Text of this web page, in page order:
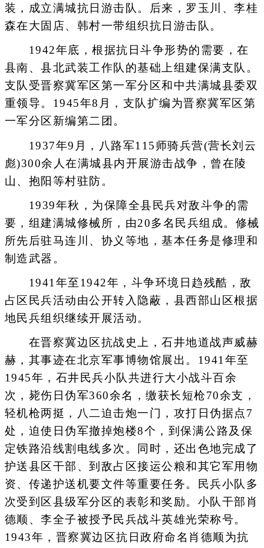
装，成立满城抗日游击队。后来，罗玉川、李桂
森在大固店、韩村一带组织抗日游击队。
1942年底，根据抗日斗争形势的需要，在
县南、县北武装工作队的基础上组建保满支队。
支队受晋察冀军区第一军分区和中共满城县委双
重领导。1945年8月，支队扩编为晋察冀军区第
一军分区新编第二团。
1937年9月，八路军115师骑兵营(营长刘云
彪)300余人在满城县内开展游击战争，曾在陵
山、抱阳等村驻防。
1939年秋，为保障全县民兵对敌斗争的需
要，组建满城修械所，由20多名民兵组成。修械
所先后驻马连川、协义等地，基本任务是修理和
制造武器。
1941年至1942年，斗争环境日趋残酷，敌
占区民兵活动由公开转入隐蔽，县西部山区根据
地民兵组织继续开展活动。
在晋察冀边区抗战史上，石井地道战声威赫
赫，其事迹在北京军事博物馆展出。1941年至
1945年，石井民兵小队共进行大小战斗百余
次，毙伤日伪军360余名，缴获长短枪70余支，
轻机枪两挺，八二迫击炮一门，攻打日伪据点7
处，迫使日伪军撤掉炮楼8个，到保满公路及保
定铁路沿线割电线多次。同时，还出色地完成了
护送县区干部、到敌占区接运公粮和其它军用物
资、传递护送机要文件等重要任务。民兵小队多
次受到区县级军分区的表彰和奖励。小队干部肖
德顺、李全子被授予民兵战斗英雄光荣称号。
1943年，晋察冀边区抗日政府命名肖德顺为抗